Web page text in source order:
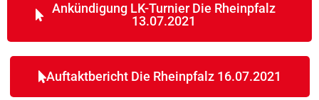
Ankündigung LK-Turnier Die Rheinpfalz
13.07.2021
Auftaktbericht Die Rheinpfalz 16.07.2021